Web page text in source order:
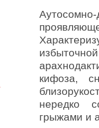
кифоза,
нередко
грыжами и